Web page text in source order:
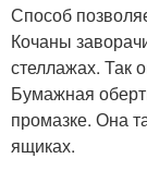
Способ
Кочаны
стеллажах. Так
Бумажная
промазке. Она
ящиках.